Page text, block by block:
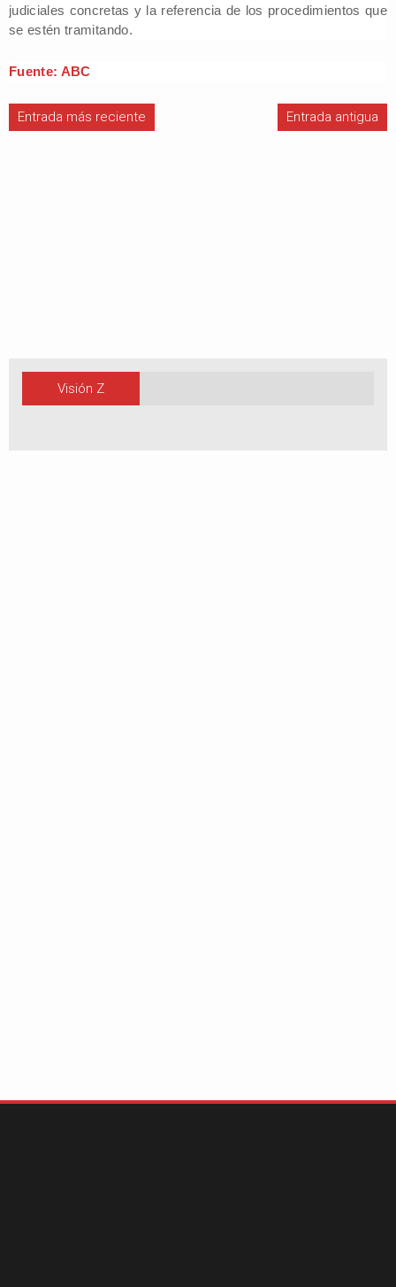
judiciales concretas y la referencia de los procedimientos que
se estén tramitando.
Fuente: ABC
Entrada más reciente Entrada antigua
Visión Z